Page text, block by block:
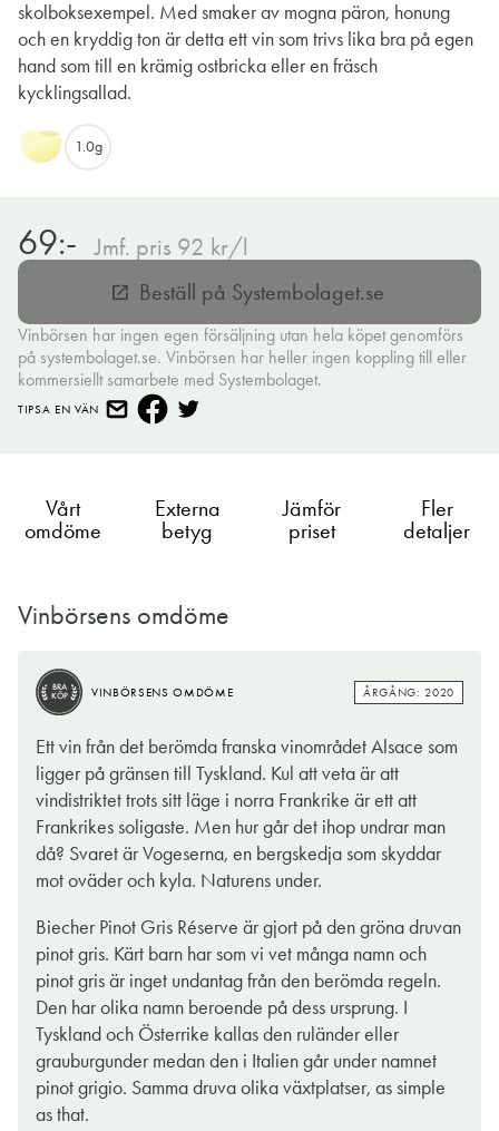
skolboksexempel. Med smaker av mogna päron, honung
och en kryddig ton är detta ett vin som trivs lika bra på egen
hand som till en krämig ostbricka eller en fräsch
kycklingsallad.
1.0g
69:- Jmf. pris 92 kr/l
open_in_new Beställ på Systembolaget.se
Vinbörsen har ingen egen försäljning utan hela köpet genomförs
på systembolaget.se. Vinbörsen har heller ingen koppling till eller
kommersiellt samarbete med Systembolaget.
TIPSA EN VÄN
Vårt
omdöme
Externa
betyg
Jämför
priset
Fler
detaljer
Vinbörsens omdöme
BRA
KÖP
VINBÖRSENS OMDÖME ÅRGÅNG: 2020
Ett vin från det berömda franska vinområdet Alsace som
ligger på gränsen till Tyskland. Kul att veta är att
vindistriktet trots sitt läge i norra Frankrike är ett att
Frankrikes soligaste. Men hur går det ihop undrar man
då? Svaret är Vogeserna, en bergskedja som skyddar
mot oväder och kyla. Naturens under.
Biecher Pinot Gris Réserve är gjort på den gröna druvan
pinot gris. Kärt barn har som vi vet många namn och
pinot gris är inget undantag från den berömda regeln.
Den har olika namn beroende på dess ursprung. I
Tyskland och Österrike kallas den ruländer eller
grauburgunder medan den i Italien går under namnet
pinot grigio. Samma druva olika växtplatser, as simple
as that.
BRA
KÖP
VINBÖRSENS OMDÖME
Tyskland, görs främst vita viner. Riesling är den största kändisen
här, men även pinot gris är en av de fyra ”ädla” druvor som
odlas i området (japp, vinvärlden älskar hierarkier). I Alsace
görs också några av Frankrikes allra förnämsta viner – och i
regionen är parollen kvalitet framför kvantitet.
sedan 1762, får vi här ett vin som är stiltypiskt smakintensivt,
charmerande fruktigt och sjunger till av sitt urspruing i doften
som bjuder på vita blommor, nektarin och mogna gula päron.
Vinet har en fin rund lite sötmogen fruktighet men också krispig
syra. I smaken dyker vi på vit persika, honung, päron och en
eftersmak med pikant liten beska som av torkade apelsinskal.
Ett utmärkt vårvin att korka upp till kycklingsalladen (varför inte